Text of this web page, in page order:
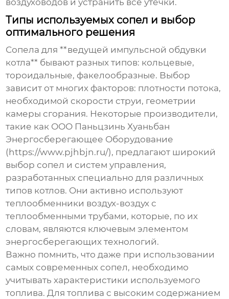
воздуховодов и устранить все утечки.
Типы используемых сопел и выбор
оптимального решения
Сопела для **ведущей импульсной обдувки
котла** бывают разных типов: кольцевые,
тороидальные, факелообразные. Выбор
зависит от многих факторов: плотности потока,
необходимой скорости струи, геометрии
камеры сгорания. Некоторые производители,
такие как ООО Паньцзинь Хуаньбан
Энергосберегающее Оборудование
(https://www.pjhbjn.ru/), предлагают широкий
выбор сопел и систем управления,
разработанных специально для различных
типов котлов. Они активно используют
теплообменники воздух-воздух с
теплообменными трубами, которые, по их
словам, являются ключевым элементом
энергосберегающих технологий.
Важно помнить, что даже при использовании
самых современных сопел, необходимо
учитывать характеристики используемого
топлива. Для топлива с высоким содержанием